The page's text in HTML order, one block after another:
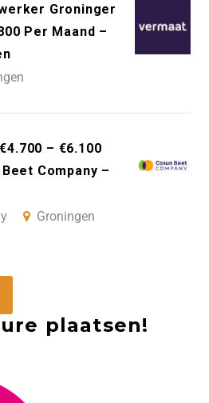
Groninger
Per Maand –
– €6.100
Company –
Groningen
plaatsen!